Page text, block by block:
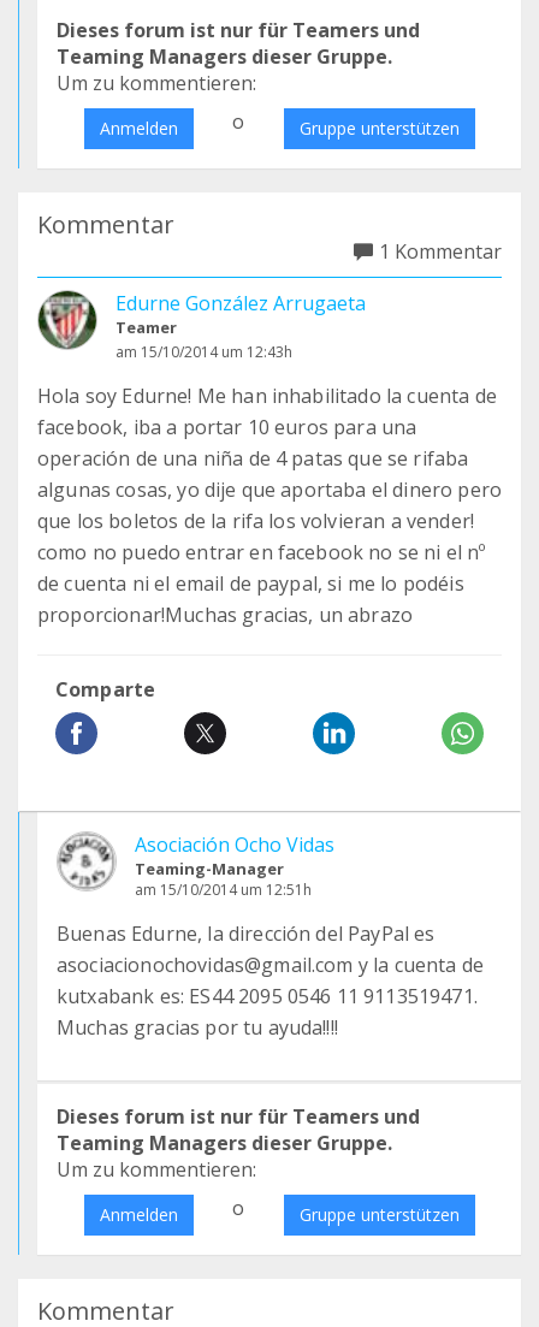
Dieses forum ist nur für Teamers und
Teaming Managers dieser Gruppe.
Um zu kommentieren:
Anmelden o Gruppe unterstützen
Kommentar
1 Kommentar
Edurne González Arrugaeta
Teamer
am 15/10/2014 um 12:43h
Hola soy Edurne! Me han inhabilitado la cuenta de
facebook, iba a portar 10 euros para una
operación de una niña de 4 patas que se rifaba
algunas cosas, yo dije que aportaba el dinero pero
que los boletos de la rifa los volvieran a vender!
como no puedo entrar en facebook no se ni el nº
de cuenta ni el email de paypal, si me lo podéis
proporcionar!Muchas gracias, un abrazo
Comparte
Asociación Ocho Vidas
Teaming-Manager
am 15/10/2014 um 12:51h
Buenas Edurne, la dirección del PayPal es
asociacionochovidas@gmail.com y la cuenta de
kutxabank es: ES44 2095 0546 11 9113519471.
Muchas gracias por tu ayuda!!!!
Dieses forum ist nur für Teamers und
Teaming Managers dieser Gruppe.
Um zu kommentieren:
Anmelden o Gruppe unterstützen
Kommentar